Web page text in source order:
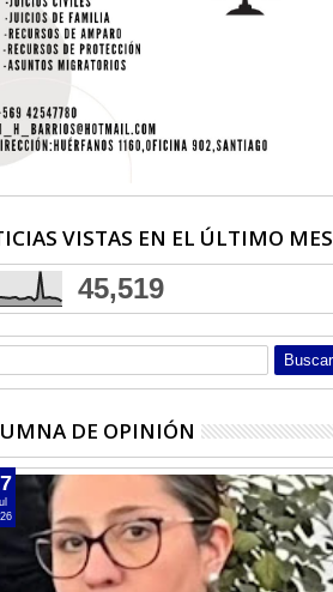
VISTAS EN EL ÚLTIMO MES
45,519
DE OPINIÓN